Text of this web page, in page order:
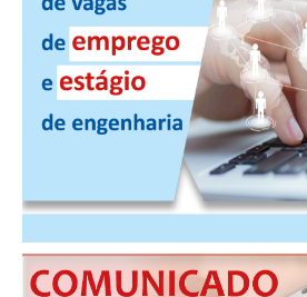
AGENDA
SEESP NOTÍCIAS
NOTÍCIAS NO WHATSAPP
MANUAL DE REDAÇÃO